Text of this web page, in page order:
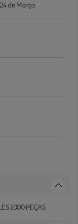
de Março.
1000 PEÇAS